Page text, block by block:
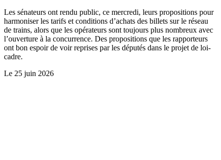
Les sénateurs ont rendu public, ce mercredi, leurs propositions pour
harmoniser les tarifs et conditions d’achats des billets sur le réseau
de trains, alors que les opérateurs sont toujours plus nombreux avec
l’ouverture à la concurrence. Des propositions que les rapporteurs
ont bon espoir de voir reprises par les députés dans le projet de loi-
cadre.
Le 25 juin 2026